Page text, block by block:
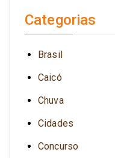
Categorias
Brasil
Caicó
Chuva
Cidades
Concurso